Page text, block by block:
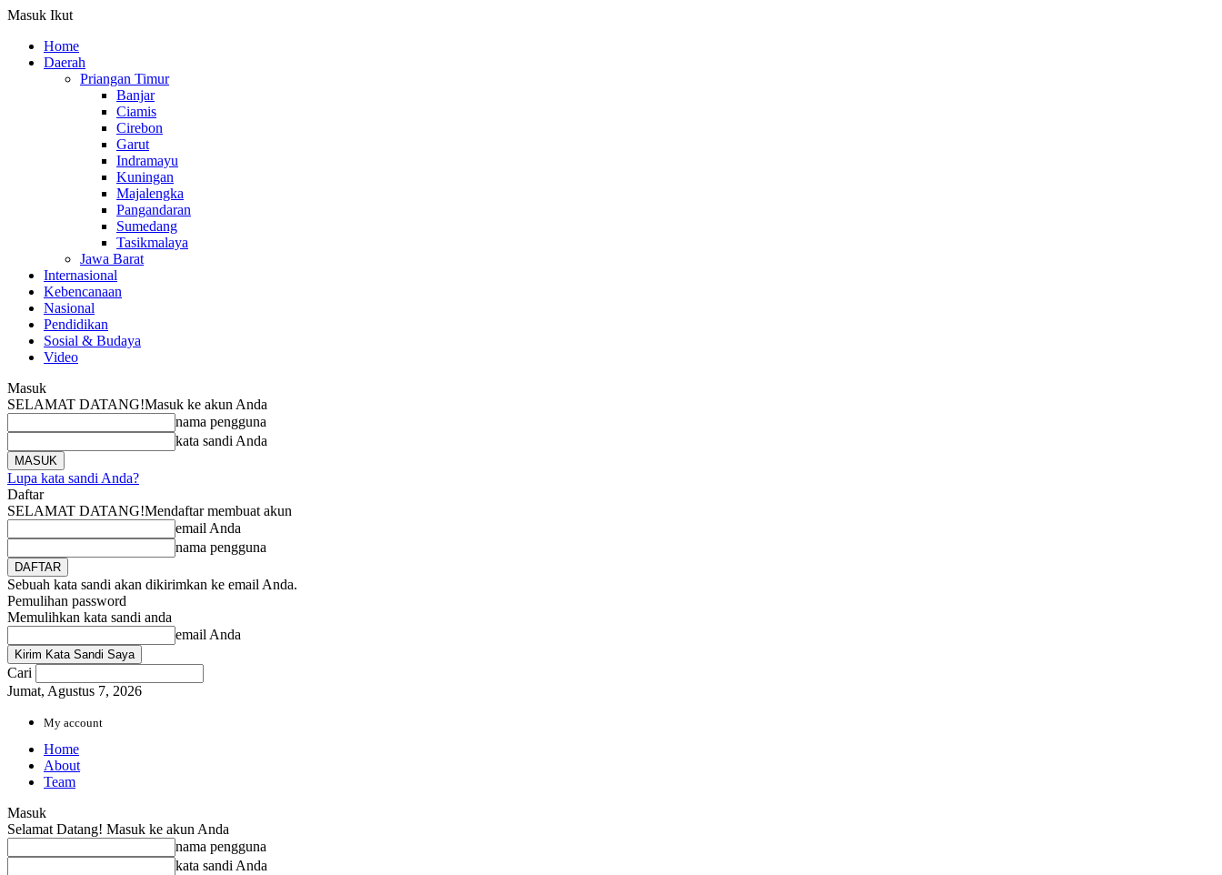
Masuk Ikut
Home
Daerah
Priangan Timur
Banjar
Ciamis
Cirebon
Garut
Indramayu
Kuningan
Majalengka
Pangandaran
Sumedang
Tasikmalaya
Jawa Barat
Internasional
Kebencanaan
Nasional
Pendidikan
Sosial & Budaya
Video
Masuk
SELAMAT DATANG!Masuk ke akun Anda
nama pengguna
kata sandi Anda
Lupa kata sandi Anda?
Daftar
SELAMAT DATANG!Mendaftar membuat akun
email Anda
nama pengguna
Sebuah kata sandi akan dikirimkan ke email Anda.
Pemulihan password
Memulihkan kata sandi anda
email Anda
Cari
Jumat, Agustus 7, 2026
My account
Home
About
Team
Masuk
Selamat Datang! Masuk ke akun Anda
nama pengguna
kata sandi Anda